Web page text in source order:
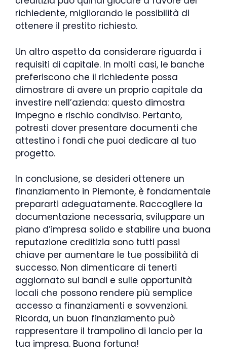
richiedente, migliorando le possibilità di
ottenere il prestito richiesto.
Un altro aspetto da considerare riguarda i
requisiti di capitale. In molti casi, le banche
preferiscono che il richiedente possa
dimostrare di avere un proprio capitale da
investire nell’azienda: questo dimostra
impegno e rischio condiviso. Pertanto,
potresti dover presentare documenti che
attestino i fondi che puoi dedicare al tuo
progetto.
In conclusione, se desideri ottenere un
finanziamento in Piemonte, è fondamentale
prepararti adeguatamente. Raccogliere la
documentazione necessaria, sviluppare un
piano d’impresa solido e stabilire una buona
reputazione creditizia sono tutti passi
chiave per aumentare le tue possibilità di
successo. Non dimenticare di tenerti
aggiornato sui bandi e sulle opportunità
locali che possono rendere più semplice
accesso a finanziamenti e sovvenzioni.
Ricorda, un buon finanziamento può
rappresentare il trampolino di lancio per la
tua impresa. Buona fortuna!